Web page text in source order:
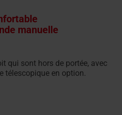
manuelle
qui sont hors de portée, avec
télescopique en option.